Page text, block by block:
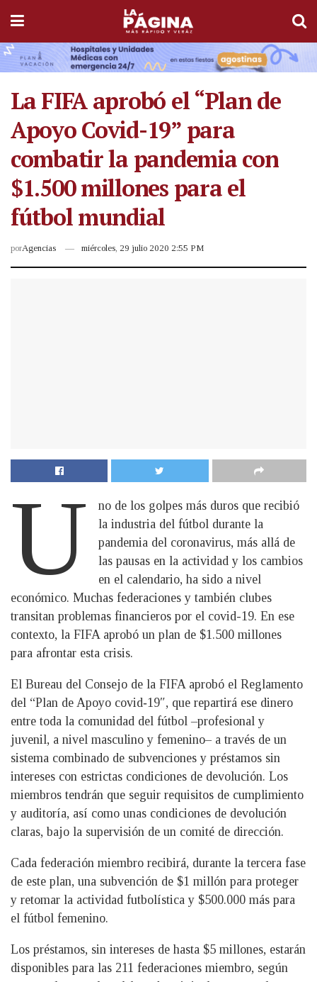
La FIFA aprobó el “Plan de
Apoyo Covid-19” para
combatir la pandemia con
$1.500 millones para el
fútbol mundial
porAgencias miércoles, 29 julio 2020 2:55 PM
U
no de los golpes más duros que recibió
la industria del fútbol durante la
pandemia del coronavirus, más allá de
las pausas en la actividad y los cambios
en el calendario, ha sido a nivel
económico. Muchas federaciones y también clubes
transitan problemas financieros por el covid-19. En ese
contexto, la FIFA aprobó un plan de $1.500 millones
para afrontar esta crisis.
El Bureau del Consejo de la FIFA aprobó el Reglamento
del “Plan de Apoyo covid‑19″, que repartirá ese dinero
entre toda la comunidad del fútbol –profesional y
juvenil, a nivel masculino y femenino– a través de un
sistema combinado de subvenciones y préstamos sin
intereses con estrictas condiciones de devolución. Los
miembros tendrán que seguir requisitos de cumplimiento
y auditoría, así como unas condiciones de devolución
claras, bajo la supervisión de un comité de dirección.
Cada federación miembro recibirá, durante la tercera fase
de este plan, una subvención de $1 millón para proteger
y retomar la actividad futbolística y $500.000 más para
el fútbol femenino.
Los préstamos, sin intereses de hasta $5 millones, estarán
disponibles para las 211 federaciones miembro, según